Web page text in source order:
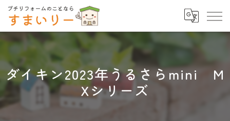
ダイキン2023年うるさらmini M
Xシリーズ